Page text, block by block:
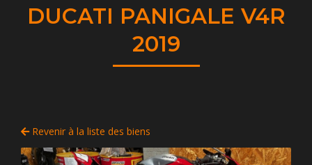
DUCATI PANIGALE V4R
2019
Revenir à la liste des biens